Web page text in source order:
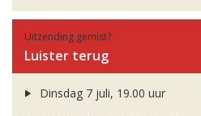
Uitzending gemist?
Luister terug
Dinsdag 7 juli, 19.00 uur